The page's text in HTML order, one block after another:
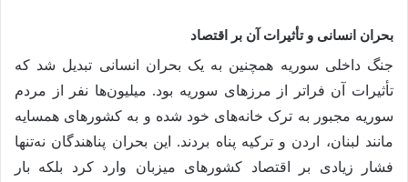
بحران انسانی و تأثیرات آن بر اقتصاد
جنگ داخلی سوریه همچنین به یک بحران انسانی تبدیل شد که
تأثیرات آن فراتر از مرزهای سوریه بود. میلیون‌ها نفر از مردم
سوریه مجبور به ترک خانه‌های خود شده و به کشورهای همسایه
مانند لبنان، اردن و ترکیه پناه بردند. این بحران پناهندگان نه‌تنها
فشار زیادی بر اقتصاد کشورهای میزبان وارد کرد بلکه بار